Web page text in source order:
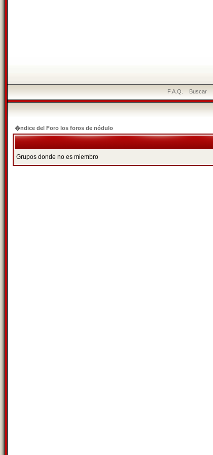
F.A.Q. Buscar
�ndice del Foro los foros de nódulo
Grupos donde no es miembro